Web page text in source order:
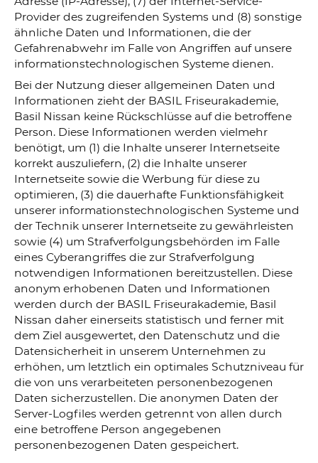
Provider des zugreifenden Systems und (8) sonstige
ähnliche Daten und Informationen, die der
Gefahrenabwehr im Falle von Angriffen auf unsere
informationstechnologischen Systeme dienen.
Bei der Nutzung dieser allgemeinen Daten und
Informationen zieht der BASIL Friseurakademie,
Basil Nissan keine Rückschlüsse auf die betroffene
Person. Diese Informationen werden vielmehr
benötigt, um (1) die Inhalte unserer Internetseite
korrekt auszuliefern, (2) die Inhalte unserer
Internetseite sowie die Werbung für diese zu
optimieren, (3) die dauerhafte Funktionsfähigkeit
unserer informationstechnologischen Systeme und
der Technik unserer Internetseite zu gewährleisten
sowie (4) um Strafverfolgungsbehörden im Falle
eines Cyberangriffes die zur Strafverfolgung
notwendigen Informationen bereitzustellen. Diese
anonym erhobenen Daten und Informationen
werden durch der BASIL Friseurakademie, Basil
Nissan daher einerseits statistisch und ferner mit
dem Ziel ausgewertet, den Datenschutz und die
Datensicherheit in unserem Unternehmen zu
erhöhen, um letztlich ein optimales Schutzniveau für
die von uns verarbeiteten personenbezogenen
Daten sicherzustellen. Die anonymen Daten der
Server-Logfiles werden getrennt von allen durch
eine betroffene Person angegebenen
personenbezogenen Daten gespeichert.